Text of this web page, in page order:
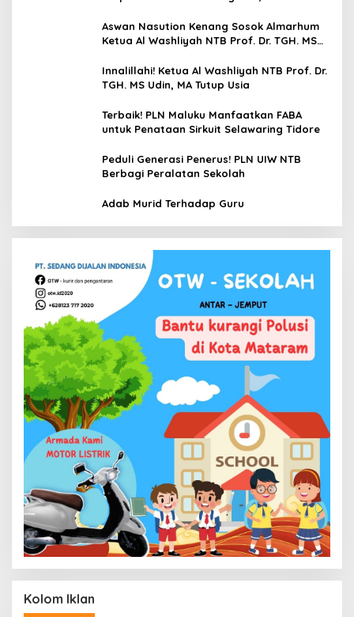
Aswan Nasution Kenang Sosok Almarhum
Ketua Al Washliyah NTB Prof. Dr. TGH. MS
Innalillahi! Ketua Al Washliyah NTB Prof. Dr.
TGH. MS Udin, MA Tutup Usia
Terbaik! PLN Maluku Manfaatkan FABA
untuk Penataan Sirkuit Selawaring Tidore
Peduli Generasi Penerus! PLN UIW NTB
Berbagi Peralatan Sekolah
Adab Murid Terhadap Guru
Kolom Iklan